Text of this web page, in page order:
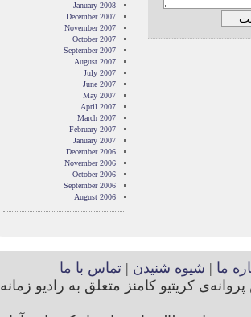
January 2008
December 2007
November 2007
October 2007
September 2007
August 2007
July 2007
June 2007
May 2007
April 2007
March 2007
February 2007
January 2007
December 2006
November 2006
October 2006
September 2006
August 2006
ما | شیوه شنیدن |تماس با ما
کریتیو کامنز متعلق به رادیو زمانه